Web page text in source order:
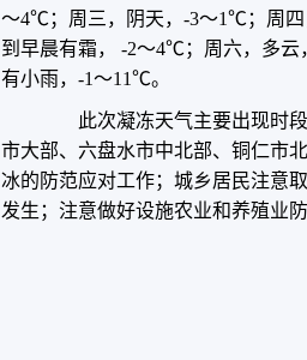
～4℃；周三，阴天，-3～1℃；周
到早晨有霜， -2～4℃；周六，多
有小雨，-1～11℃。
此次凝冻天气主要出现时段
市大部、六盘水市中北部、铜仁市
冰的防范应对工作；城乡居民注意
发生；注意做好设施农业和养殖业